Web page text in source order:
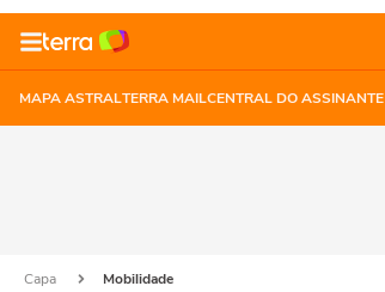
MAPA ASTRALTERRA MAILCENTRAL DO ASSINANTE
Capa Mobilidade